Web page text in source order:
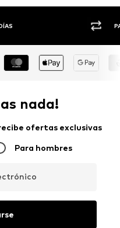
nada!
ofertas exclusivas
Para hombres